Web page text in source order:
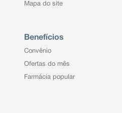
Mapa do site
Benefícios
Convênio
Ofertas do mês
Farmácia popular